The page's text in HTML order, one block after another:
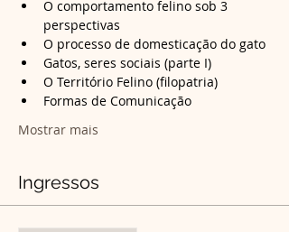
O comportamento felino sob 3
perspectivas
O processo de domesticação do gato
Gatos, seres sociais (parte I)
O Território Felino (filopatria)
Formas de Comunicação
Mostrar mais
Ingressos